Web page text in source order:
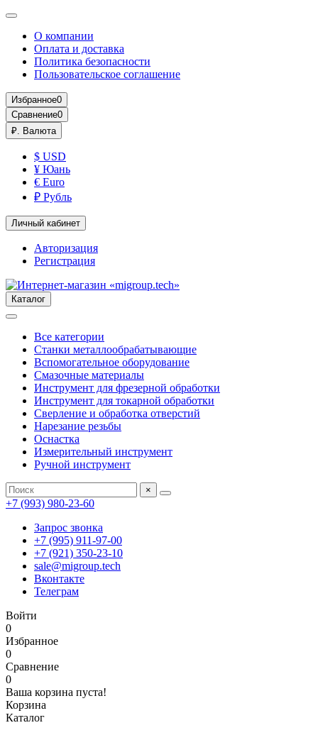
О компании
Оплата и доставка
Политика безопасности
Пользовательское соглашение
Избранное0
Сравнение0
₽. Валюта
$ USD
¥ Юань
€ Euro
₽ Рубль
Личный кабинет
Авторизация
Регистрация
Каталог
Все категории
Станки металлообрабатывающие
Вспомогательное оборудование
Смазочные материалы
Инструмент для фрезерной обработки
Инструмент для токарной обработки
Сверление и обработка отверстий
Нарезание резьбы
Оснастка
Измерительный инструмент
Ручной инструмент
×
+7 (993) 980-23-60
Запрос звонка
+7 (995) 911-97-00
+7 (921) 350-23-10
sale@migroup.tech
Вконтакте
Телеграм
Войти
0
Избранное
0
Сравнение
0
Ваша корзина пуста!
Корзина
Каталог